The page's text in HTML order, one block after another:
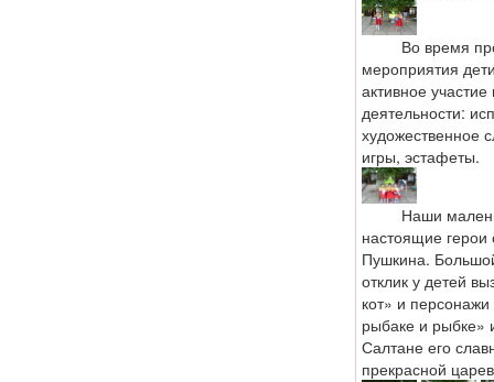
Во время
мероприятия
активное
деятельности:
художественное
игры, эстафеты.
Наши
настоящие герои
Пушкина.
отклик у детей
кот» и персонажи
рыбаке и рыбке»
Салтане его
прекрасной